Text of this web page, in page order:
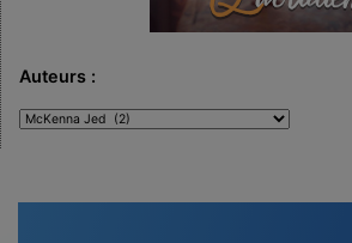
Auteurs :
Auteurs
: